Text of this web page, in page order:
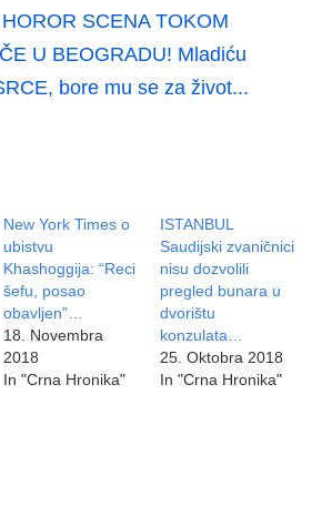
SCENA TOKOM
U BEOGRADU! Mladiću
bore mu se za život...
New York Times o
ubistvu
Khashoggija: “Reci
šefu, posao
obavljen”…
18. Novembra
2018
In "Crna Hronika"
ISTANBUL
Saudijski zvaničnici
nisu dozvolili
pregled bunara u
dvorištu
konzulata…
25. Oktobra 2018
In "Crna Hronika"